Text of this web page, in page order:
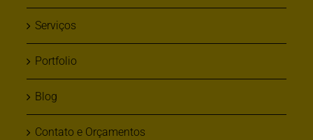
Serviços
Portfolio
Blog
Contato e Orçamentos